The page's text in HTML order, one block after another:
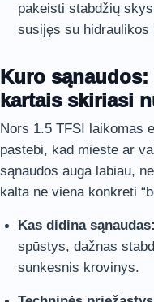
pakeisti stabdžių
susijęs su hidraulikos
Kuro
kartais skiriasi
Nors 1.5 TFSI laikomas
pastebi, kad mieste ar
sąnaudos auga labiau,
kalta ne viena konkreti
Kas didina sąnaudas:
spūstys, dažnas
sunkesnis krovinys.